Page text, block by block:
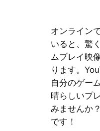
オンライン
いると、驚
ムプレイ映
ります。
自分のゲー
晴らしいプ
みませんか
です！